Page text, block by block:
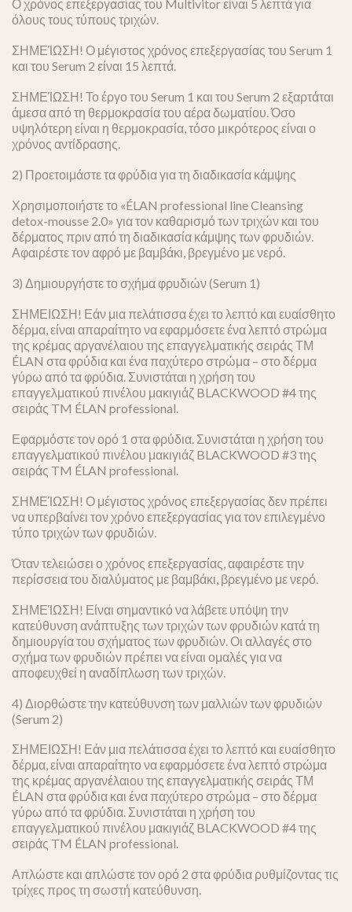
Ο χρόνος επεξεργασίας του Multivitor είναι 5 λεπτά για
όλους τους τύπους τριχών.
ΣΗΜΕΊΩΣΗ! Ο μέγιστος χρόνος επεξεργασίας του Serum 1
και του Serum 2 είναι 15 λεπτά.
ΣΗΜΕΊΩΣΗ! Το έργο του Serum 1 και του Serum 2 εξαρτάται
άμεσα από τη θερμοκρασία του αέρα δωματίου. Όσο
υψηλότερη είναι η θερμοκρασία, τόσο μικρότερος είναι ο
χρόνος αντίδρασης.
2) Προετοιμάστε τα φρύδια για τη διαδικασία κάμψης
Χρησιμοποιήστε το «ÉLAN professional line Cleansing
detox-mousse 2.0» για τον καθαρισμό των τριχών και του
δέρματος πριν από τη διαδικασία κάμψης των φρυδιών.
Αφαιρέστε τον αφρό με βαμβάκι, βρεγμένο με νερό.
3) Δημιουργήστε το σχήμα φρυδιών (Serum 1)
ΣΗΜΕΙΩΣΗ! Εάν μια πελάτισσα έχει το λεπτό και ευαίσθητο
δέρμα, είναι απαραίτητο να εφαρμόσετε ένα λεπτό στρώμα
της κρέμας αργανέλαιου της επαγγελματικής σειράς ТМ
ÉLAN στα φρύδια και ένα παχύτερο στρώμα – στο δέρμα
γύρω από τα φρύδια. Συνιστάται η χρήση του
επαγγελματικού πινέλου μακιγιάζ BLACKWOOD #4 της
σειράς TM ÉLAN professional.
Εφαρμόστε τον ορό 1 στα φρύδια. Συνιστάται η χρήση του
επαγγελματικού πινέλου μακιγιάζ BLACKWOOD #3 της
σειράς TM ÉLAN professional.
ΣΗΜΕΊΩΣΗ! Ο μέγιστος χρόνος επεξεργασίας δεν πρέπει
να υπερβαίνει τον χρόνο επεξεργασίας για τον επιλεγμένο
τύπο τριχών των φρυδιών.
Όταν τελειώσει ο χρόνος επεξεργασίας, αφαιρέστε την
περίσσεια του διαλύματος με βαμβάκι, βρεγμένο με νερό.
ΣΗΜΕΊΩΣΗ! Είναι σημαντικό να λάβετε υπόψη την
κατεύθυνση ανάπτυξης των τριχών των φρυδιών κατά τη
δημιουργία του σχήματος των φρυδιών. Οι αλλαγές στο
σχήμα των φρυδιών πρέπει να είναι ομαλές για να
αποφευχθεί η αναδίπλωση των τριχών.
4) Διορθώστε την κατεύθυνση των μαλλιών των φρυδιών
(Serum 2)
ΣΗΜΕΙΩΣΗ! Εάν μια πελάτισσα έχει το λεπτό και ευαίσθητο
δέρμα, είναι απαραίτητο να εφαρμόσετε ένα λεπτό στρώμα
της κρέμας αργανέλαιου της επαγγελματικής σειράς ТМ
ÉLAN στα φρύδια και ένα παχύτερο στρώμα – στο δέρμα
γύρω από τα φρύδια. Συνιστάται η χρήση του
επαγγελματικού πινέλου μακιγιάζ BLACKWOOD #4 της
σειράς TM ÉLAN professional.
Απλώστε και απλώστε τον ορό 2 στα φρύδια ρυθμίζοντας τις
τρίχες προς τη σωστή κατεύθυνση.